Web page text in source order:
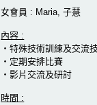
女會員 : Maria, 子慧
內容 :
‧特殊技術訓練及交流
‧定期安排比賽
‧影片交流及研討
時間 :